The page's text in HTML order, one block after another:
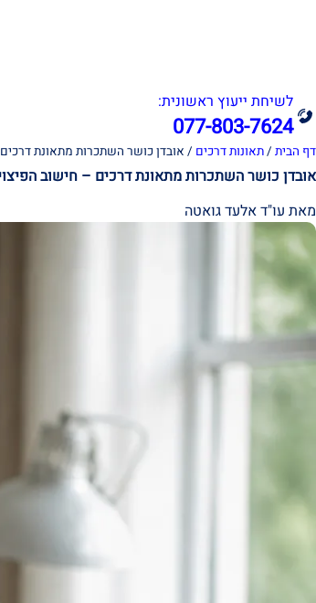
לשיחת ייעוץ ראשונית:
077-803-7624
דף הבית /תאונות דרכים /אובדן כושר השתכרות מתאונת
אובדן כושר השתכרות מתאונת דרכים – חישוב
מאת עו"ד אלעד גואטה